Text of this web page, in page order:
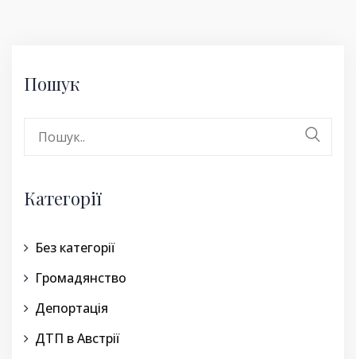
Пошук
Категорії
Без категорії
Громадянство
Депортація
ДТП в Австрії